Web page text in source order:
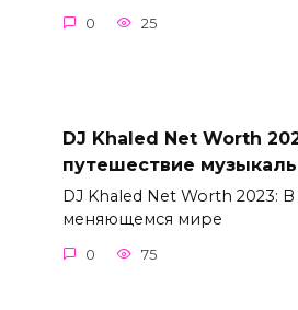
0 25
DJ Khaled Net Worth
путешествие
DJ Khaled Net Worth 2023:
меняющемся мире
0 75